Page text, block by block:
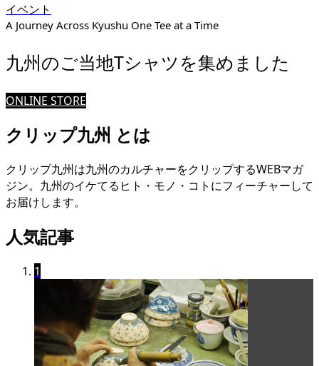
イベント
A Journey Across Kyushu One Tee at a Time
九州のご当地Tシャツを集めました
ONLINE STORE
クリップ九州 とは
クリップ九州は九州のカルチャーをクリップするWEBマガ
ジン。九州のイケてるヒト・モノ・コトにフィーチャーして
お届けします。
人気記事
1